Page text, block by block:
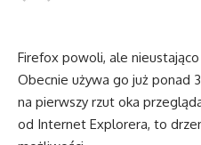
Firefox powoli, ale
Obecnie używa go już ponad
na pierwszy rzut oka
od Internet Explorera, to